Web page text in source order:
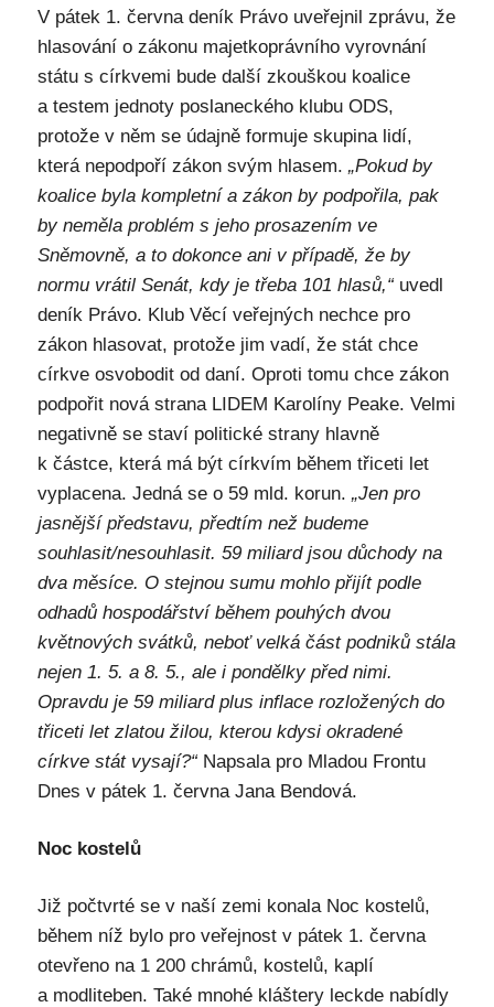
V pátek 1. června deník Právo uveřejnil zprávu, že
hlasování o zákonu majetkoprávního vyrovnání
státu s církvemi bude další zkouškou koalice
a testem jednoty poslaneckého klubu ODS,
protože v něm se údajně formuje skupina lidí,
která nepodpoří zákon svým hlasem. „Pokud by
koalice byla kompletní a zákon by podpořila, pak
by neměla problém s jeho prosazením ve
Sněmovně, a to dokonce ani v případě, že by
normu vrátil Senát, kdy je třeba 101 hlasů,“uvedl
deník Právo. Klub Věcí veřejných nechce pro
zákon hlasovat, protože jim vadí, že stát chce
církve osvobodit od daní. Oproti tomu chce zákon
podpořit nová strana LIDEM Karolíny Peake. Velmi
negativně se staví politické strany hlavně
k částce, která má být církvím během třiceti let
vyplacena. Jedná se o 59 mld. korun. „Jen pro
jasnější představu, předtím než budeme
souhlasit/nesouhlasit. 59 miliard jsou důchody na
dva měsíce. O stejnou sumu mohlo přijít podle
odhadů hospodářství během pouhých dvou
květnových svátků, neboť velká část podniků stála
nejen 1. 5. a 8. 5., ale i pondělky před nimi.
Opravdu je 59 miliard plus inflace rozložených do
třiceti let zlatou žilou, kterou kdysi okradené
církve stát vysají?“Napsala pro Mladou Frontu
Dnes v pátek 1. června Jana Bendová.
Noc kostelů
Již počtvrté se v naší zemi konala Noc kostelů,
během níž bylo pro veřejnost v pátek 1. června
otevřeno na 1 200 chrámů, kostelů, kaplí
a modliteben. Také mnohé kláštery leckde nabídly